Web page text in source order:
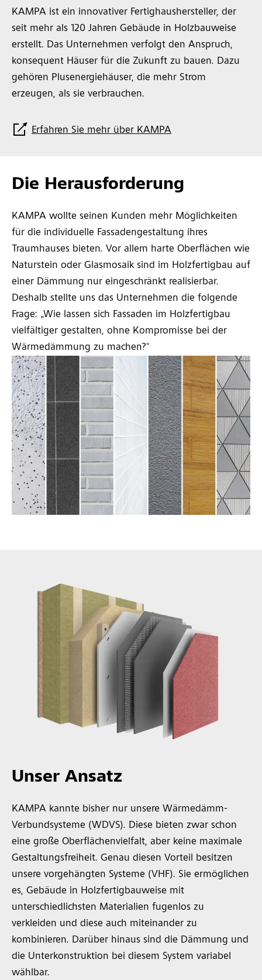
KAMPA ist ein innovativer Fertighaushersteller, der
seit mehr als 120 Jahren Gebäude in Holzbauweise
erstellt. Das Unternehmen verfolgt den Anspruch,
konsequent Häuser für die Zukunft zu bauen. Dazu
gehören Plusenergiehäuser, die mehr Strom
erzeugen, als sie verbrauchen.
Erfahren Sie mehr über KAMPA
Die Herausforderung
KAMPA wollte seinen Kunden mehr Möglichkeiten
für die individuelle Fassadengestaltung ihres
Traumhauses bieten. Vor allem harte Oberflächen wie
Naturstein oder Glasmosaik sind im Holzfertigbau auf
einer Dämmung nur eingeschränkt realisierbar.
Deshalb stellte uns das Unternehmen die folgende
Frage: „Wie lassen sich Fassaden im Holzfertigbau
vielfältiger gestalten, ohne Kompromisse bei der
Wärmedämmung zu machen?“
Unser Ansatz
KAMPA kannte bisher nur unsere Wärmedämm-
Verbundsysteme (WDVS). Diese bieten zwar schon
eine große Oberflächenvielfalt, aber keine maximale
Gestaltungsfreiheit. Genau diesen Vorteil besitzen
unsere vorgehängten Systeme (VHF). Sie ermöglichen
es, Gebäude in Holzfertigbauweise mit
unterschiedlichsten Materialien fugenlos zu
verkleiden und diese auch miteinander zu
kombinieren. Darüber hinaus sind die Dämmung und
die Unterkonstruktion bei diesem System variabel
wählbar.